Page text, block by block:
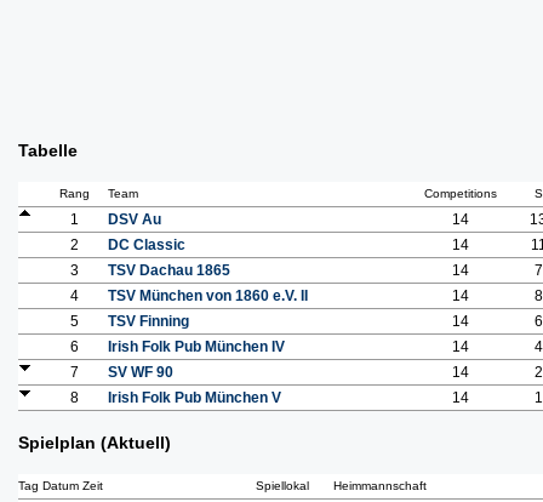
Tabelle
Rang Team Competitions S
1 DSV Au 14
2
DC Classic 14
3
TSV Dachau 1865 14
7
4
TSV München von 1860 e.V. II 14
8
5
TSV Finning 14
6
6
Irish Folk Pub München IV 14
4
7
SV WF 90 14
2
8
Irish Folk Pub München V 14 1
Spielplan (Aktuell)
Tag Datum Zeit Spiellokal Heimmannschaft